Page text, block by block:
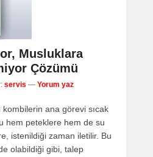
Musluklara
Çözümü
servis — Yorum yaz
kombilerin ana görevi sıcak
hem peteklere hem de su
istenildiği zaman iletilir. Bu
olabildiği gibi, talep